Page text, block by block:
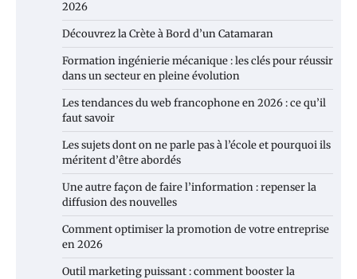
2026
Découvrez la Crète à Bord d’un Catamaran
Formation ingénierie mécanique : les clés pour réussir
dans un secteur en pleine évolution
Les tendances du web francophone en 2026 : ce qu’il
faut savoir
Les sujets dont on ne parle pas à l’école et pourquoi ils
méritent d’être abordés
Une autre façon de faire l’information : repenser la
diffusion des nouvelles
Comment optimiser la promotion de votre entreprise
en 2026
Outil marketing puissant : comment booster la